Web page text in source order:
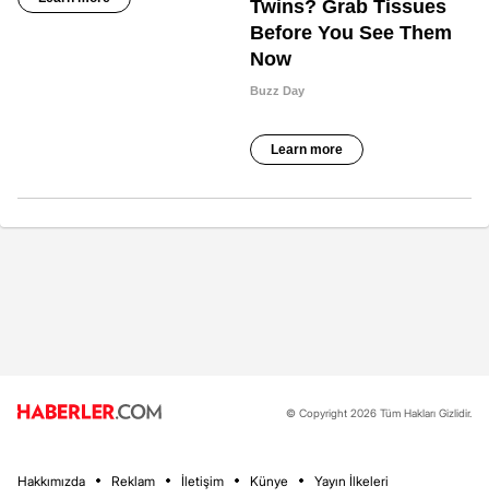
© Copyright 2026 Tüm Hakları Gizlidir.
Hakkımızda Reklam İletişim Künye Yayın İlkeleri